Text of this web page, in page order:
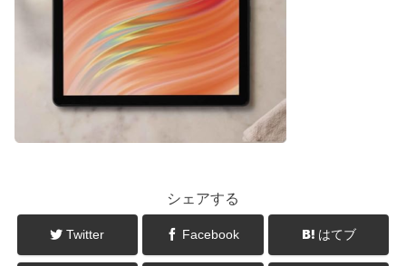
シェアする
Twitter Facebook はてブ